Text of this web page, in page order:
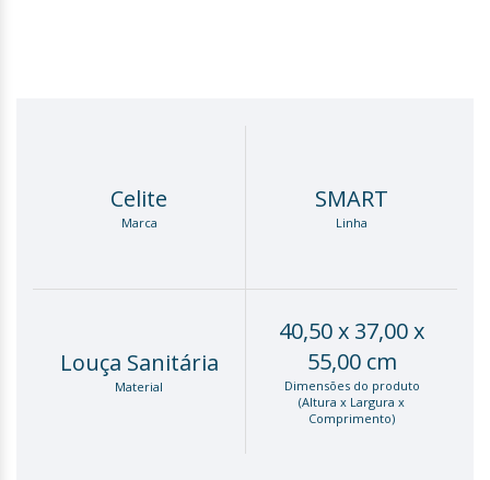
Celite
Marca
SMART
Linha
Louça Sanitária
Material
40,50 x 37,00 x
55,00 cm
Dimensões do produto
(Altura x Largura x
Comprimento)